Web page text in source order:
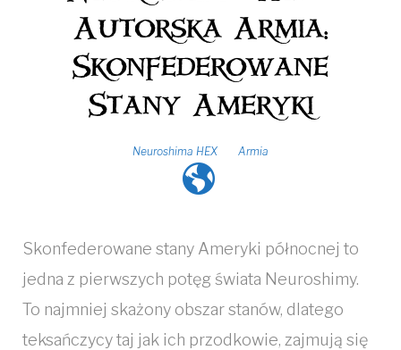
Autorska Armia:
Skonfederowane
Stany Ameryki
Neuroshima HEX Armia
Skonfederowane stany Ameryki północnej to
jedna z pierwszych potęg świata Neuroshimy.
To najmniej skażony obszar stanów, dlatego
teksańczycy taj jak ich przodkowie, zajmują się